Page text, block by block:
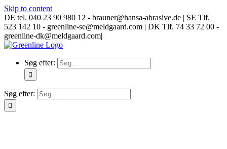
Skip to content
DE tel. 040 23 90 980 12 - brauner@hansa-abrasive.de | SE Tlf.
523 142 10 - greenline-se@meldgaard.com | DK Tlf. 74 33 72 00 -
greenline-dk@meldgaard.com|
Søg efter:
Søg efter: